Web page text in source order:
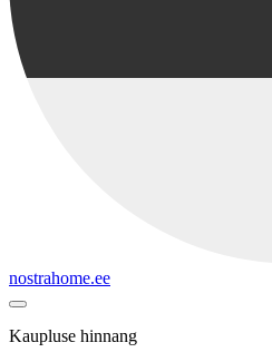
nostrahome.ee
Kaupluse hinnang